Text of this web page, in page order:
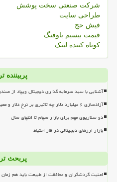
شرکت صنعتی سخت پوشش
طراحی سایت
فیش حج
قیمت بیسیم باوفنگ
کوتاه کننده لینک
پربیننده
آشنایی با سبد سرمایه گذاری دیجیتال ویپاد از
آزادسازی ۶ میلیارد دلار چه تاثیری بر نرخ دلار و معیشت مردم دارد؟
دو سناریوی مهم برای بازار سهام تا انتهای سال
بازار ارزهای دیجیتالی در فاز احتیاط
پربحث
امنیت گردشگران و محافظت از طبیعت باید هم زمان